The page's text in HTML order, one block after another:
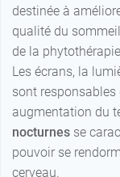
destinée à
qualité du
de la
Les écrans, la
sont responsables
augmentation du
nocturnes se
pouvoir se
cerveau.